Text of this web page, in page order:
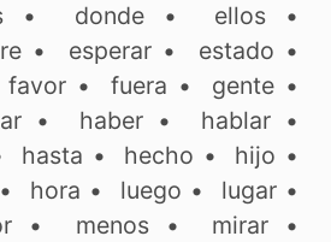
• donde• ellos •
• esperar• estado •
favor •fuera • gente •
• haber• hablar•
hasta • hecho • hijo •
hora • luego • lugar•
• menos• mirar •